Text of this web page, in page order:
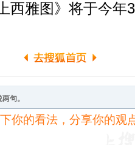
雅图》将于今年3
句。